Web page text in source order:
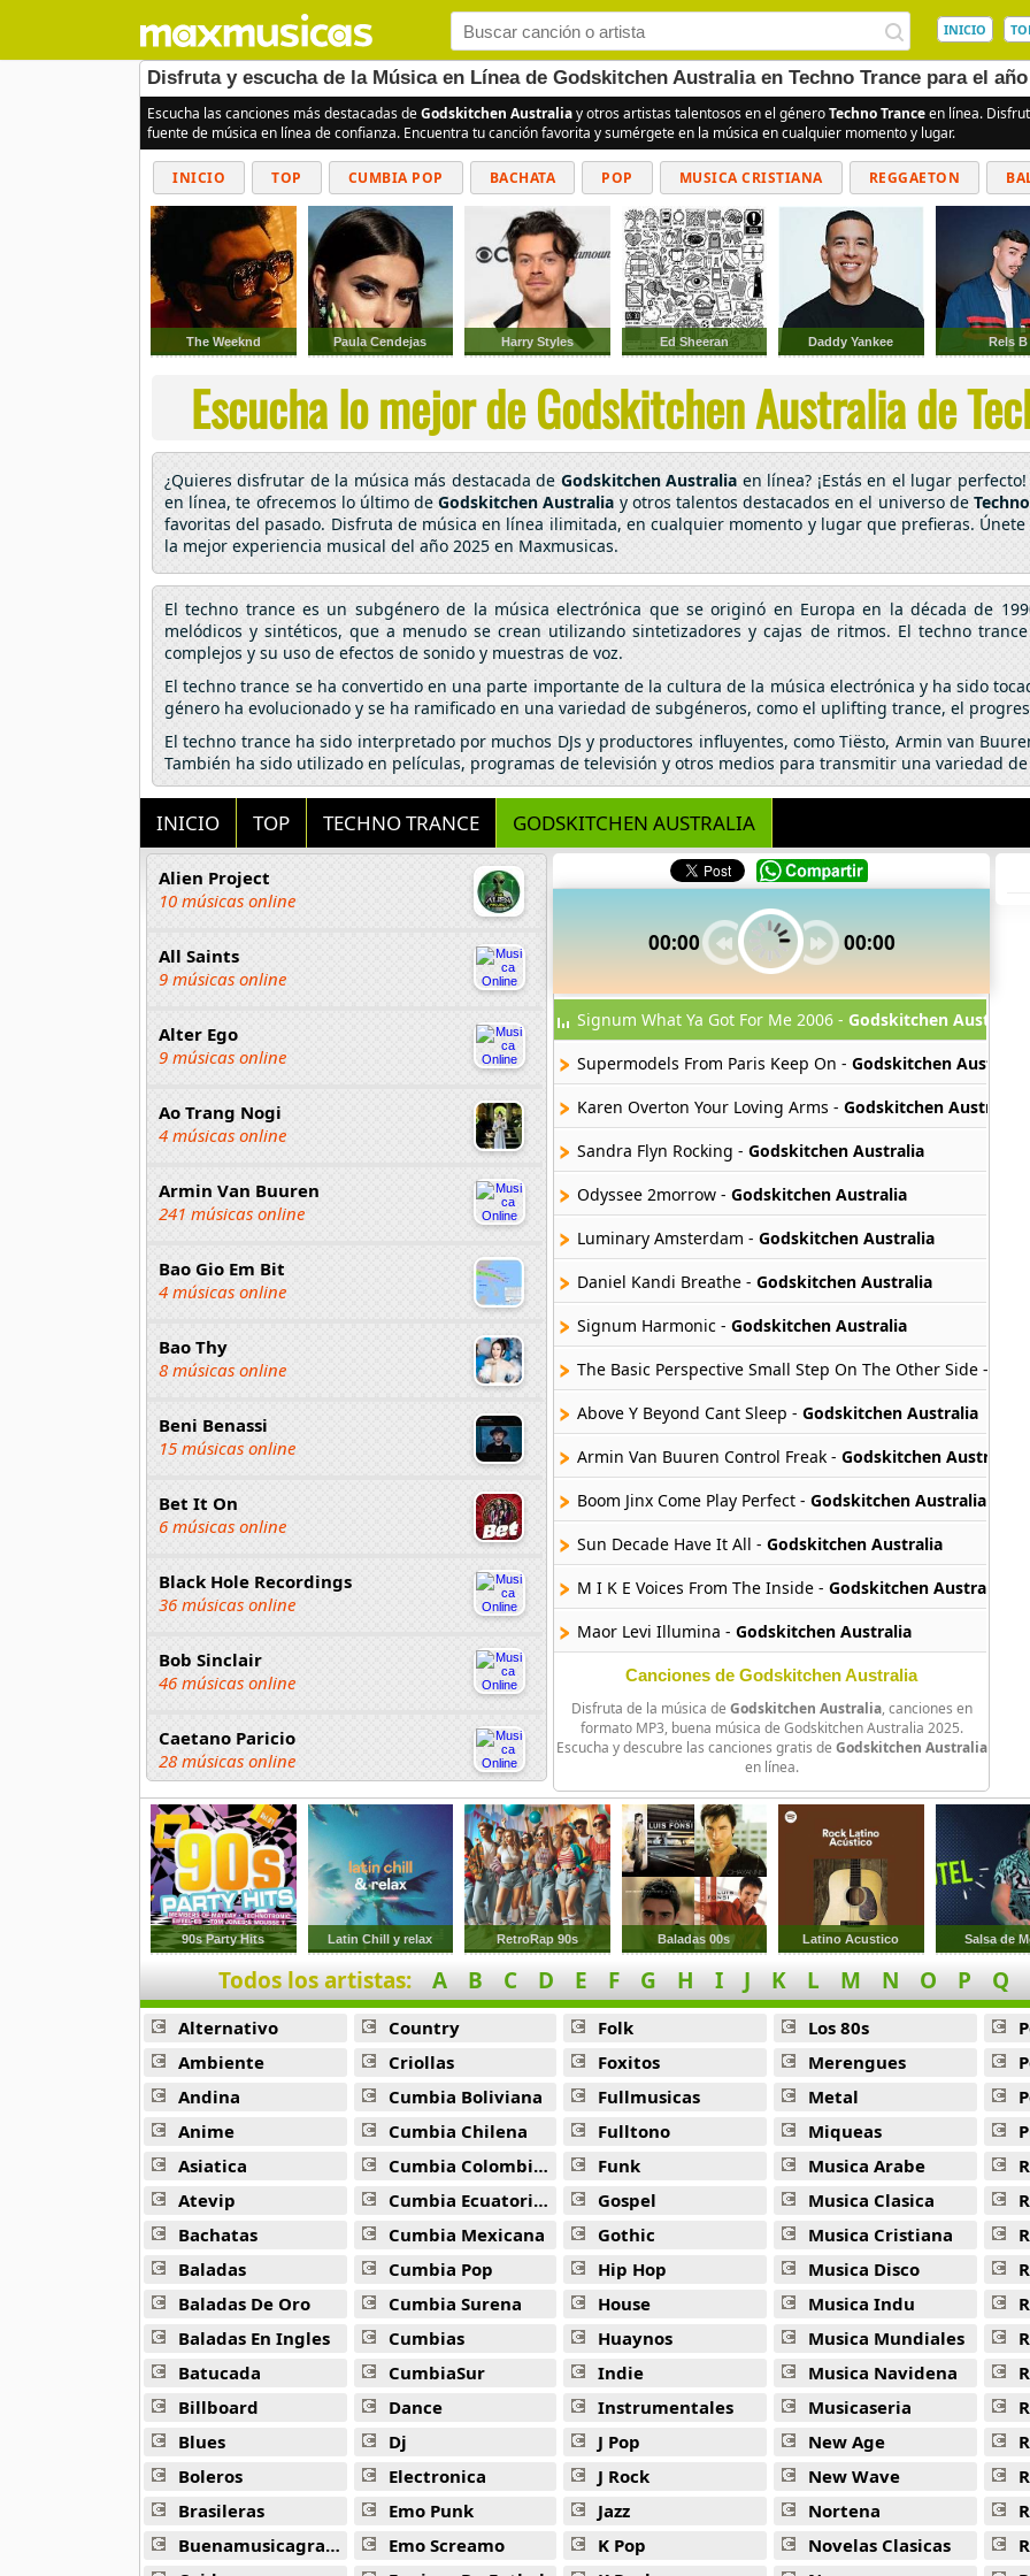
INICIO
Disfruta y escucha de la Música en Línea de Godskitchen Australia en Techno Trance para el año
Escucha las canciones más destacadas deGodskitchen Australiay otros artistas talentosos en el géneroTechno Tranceen línea.
fuente de música en línea de confianza. Encuentra tu canción favorita y sumérgete en la música en cualquier momento y lugar.
INICIO TOP CUMBIA POP BACHATA POP MUSICA CRISTIANA REGGAETON
CUMBIAS
The Weeknd Paula Cendejas Harry Styles Ed Sheeran Daddy Yankee Rels B
Escucha lo mejor de Godskitchen Australia de
¿Quieres disfrutar de la música más destacada de Godskitchen Australia en línea? ¡Estás en el lugar
en línea, te ofrecemos lo último deGodskitchen Australia y otros talentos destacados en el universo de
favoritas del pasado. Disfruta de música en línea ilimitada, en cualquier momento y lugar que prefieras.
la mejor experiencia musical del año 2025 en Maxmusicas.
El techno trance es un subgénero de la música electrónica que se originó en Europa en la década de
melódicos y sintéticos, que a menudo se crean utilizando sintetizadores y cajas de ritmos. El techno
complejos y su uso de efectos de sonido y muestras de voz.
El techno trance se ha convertido en una parte importante de la cultura de la música electrónica y ha sido
género ha evolucionado y se ha ramificado en una variedad de subgéneros, como el uplifting trance, el
El techno trance ha sido interpretado por muchos DJs y productores influyentes, como Tiësto, Armin van
También ha sido utilizado en películas, programas de televisión y otros medios para transmitir una variedad
INICIO TOP TECHNO TRANCE GODSKITCHEN AUSTRALIA
Alien Project
10 músicas online
All Saints
9 músicas online
Alter Ego
9 músicas online
Ao Trang Nogi
4 músicas online
Armin Van Buuren
241 músicas online
Bao Gio Em Bit
4 músicas online
Bao Thy
8 músicas online
Beni Benassi
15 músicas online
Bet It On
6 músicas online
Black Hole Recordings
36 músicas online
Bob Sinclair
46 músicas online
Caetano Paricio
28 músicas online
Camela
77 músicas online
Cho Em
6 músicas online
Condaucuoicung
6 músicas online
Cosmic Gate
38 músicas online
Dash Belin
David Guetta
162 músicas online
50 músicas online
Delirious
33 músicas online
Dj Bobo
32 músicas online
Dj Skazi
64 músicas online
00:00 00:00
Signum What Ya Got For Me 2006 - Godskitchen Australia
Supermodels From Paris Keep On - Godskitchen Australia
Karen Overton Your Loving Arms - Godskitchen Australia
Sandra Flyn Rocking - Godskitchen Australia
Odyssee 2morrow - Godskitchen Australia
Luminary Amsterdam - Godskitchen Australia
Daniel Kandi Breathe - Godskitchen Australia
Signum Harmonic - Godskitchen Australia
The Basic Perspective Small Step On The Other Side -
Above Y Beyond Cant Sleep - Godskitchen Australia
Armin Van Buuren Control Freak - Godskitchen Australia
Boom Jinx Come Play Perfect - Godskitchen Australia
Sun Decade Have It All - Godskitchen Australia
M I K E Voices From The Inside - Godskitchen Australia
Maor Levi Illumina - Godskitchen Australia
Avalon Circa -Godskitchen Australia
Niklas Harding Ice Beach -Godskitchen Australia
Selu Vibra Divine -
Godskitchen Australia
Smith Y Pledger White -Godskitchen Australia
Arksun Arisen -Godskitchen Australia
Mike Koglin Versus Mark Pledger Ultraviolet -
Super8 Versus Dj Tab Helsinki Scorchin -Godskitchen
Super8 Get Off -
Godskitchen Australia
Super8 Y P O S Presents Aalto -Godskitchen Australia
Signalrunners Aria Epica -Godskitchen Australia
Canciones de Godskitchen Australia
Disfruta de la música de Godskitchen Australia, canciones en
formato MP3, buena música de Godskitchen Australia 2025.
Escucha y descubre las canciones gratis de Godskitchen Australia
en línea.
90s Party Hits Latin Chill y relax RetroRap 90s Baladas 00s Latino Acustico Salsa de
Todos los artistas: A B C D E F G H I J K L M N O P Q
Alternativo
Ambiente
Andina
Anime
Asiatica
Atevip
Bachatas
Baladas
Baladas De Oro
Baladas En Ingles
Batucada
Billboard
Blues
Boleros
Brasileras
Buenamusicagratis
Country
Criollas
Cumbia Boliviana
Cumbia Chilena
Cumbia Colombiana
Cumbia Ecuatoriana
Cumbia Mexicana
Cumbia Pop
Cumbia Surena
Cumbias
CumbiaSur
Dance
Dj
Electronica
Emo Punk
Emo Screamo
Folk
Foxitos
Fullmusicas
Fulltono
Funk
Gospel
Gothic
Hip Hop
House
Huaynos
Indie
Instrumentales
J Pop
J Rock
Jazz
K Pop
Los 80s
Merengues
Metal
Miqueas
Musica Arabe
Musica Clasica
Musica Cristiana
Musica Disco
Musica Indu
Musica Mundiales
Musica Navidena
Musicaseria
New Age
New Wave
Nortena
Novelas Clasicas